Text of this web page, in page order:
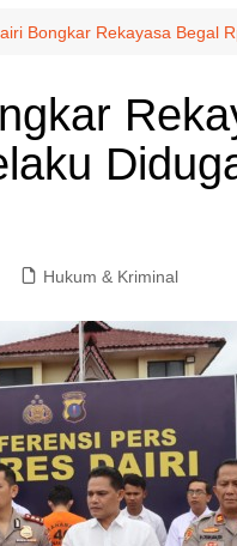
Bongkar Rekayasa Begal
Hukum & Kriminal